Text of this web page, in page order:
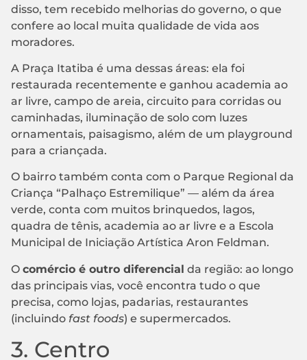
disso, tem recebido melhorias do governo, o que
confere ao local muita qualidade de vida aos
moradores.
A Praça Itatiba é uma dessas áreas: ela foi
restaurada recentemente e ganhou academia ao
ar livre, campo de areia, circuito para corridas ou
caminhadas, iluminação de solo com luzes
ornamentais, paisagismo, além de um playground
para a criançada.
O bairro também conta com o Parque Regional da
Criança “Palhaço Estremilique” — além da área
verde, conta com muitos brinquedos, lagos,
quadra de tênis, academia ao ar livre e a Escola
Municipal de Iniciação Artística Aron Feldman.
O comércio é outro diferencial da região: ao longo
das principais vias, você encontra tudo o que
precisa, como lojas, padarias, restaurantes
(incluindo fast foods) e supermercados.
3. Centro